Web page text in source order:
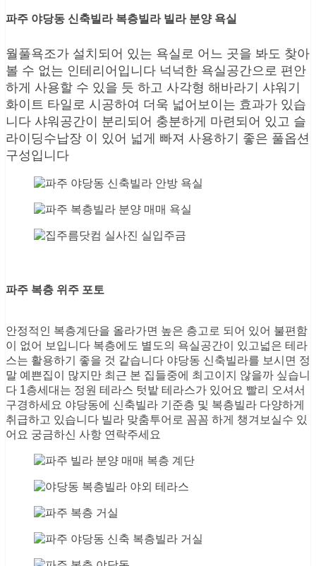
파주 야당동 신축빌라 복층빌라 빌라 분양 욕실
월풀욕조가 설치되어 있는 욕실로 어느 곳을 봐도 찾아
볼 수 없는 인테리어입니다 넉넉한 욕실공간으로 편안
하게 사용할 수 있을 듯 하고 사각형 해바라기 샤워기
화이트 타일로 시공하여 더욱 넓어보이는 효과가 있습
니다 샤워공간이 분리되어 충분하게 마련되어 있고 슬
라이딩수납장 이 있어 넓게 빠져 사용하기 좋은 풀옵션
구성입니다
파주 복층 위주 포토
안정적인 복층계단을 올라가면 높은 층고로 되어 있어 불편함
이 없어 보입니다 복층에도 별도의 욕실공간이 있고넓은 테라
스는 활용하기 좋을 것 같습니다 야당동 신축빌라를 보시면 정
말 예쁜집이 많지만 최근 본 집들중에 최고이지 않을까 싶습니
다 1층세대는 정원 테라스 텃밭 테라스가 있어요 빨리 오셔서
구경하세요 야당동에 신축빌라 기준층 및 복층빌라 다양하게
취급하고 있습니다 빌라 맞춤투어로 꼼꼼 하게 챙겨보실수 있
어요 궁금하신 사항 연락주세요